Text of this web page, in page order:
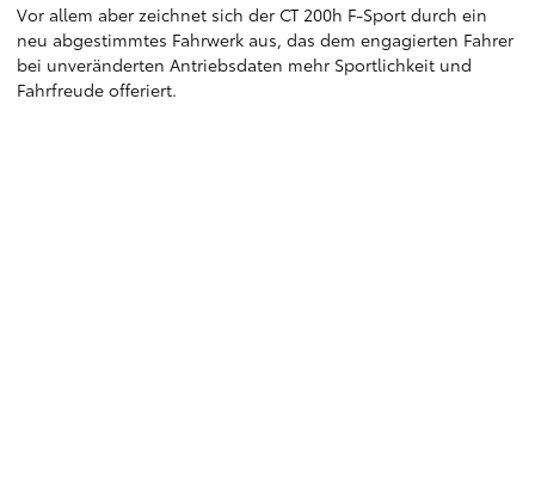
Vor allem aber zeichnet sich der CT 200h F-Sport durch ein
neu abgestimmtes Fahrwerk aus, das dem engagierten Fahrer
bei unveränderten Antriebsdaten mehr Sportlichkeit und
Fahrfreude offeriert.